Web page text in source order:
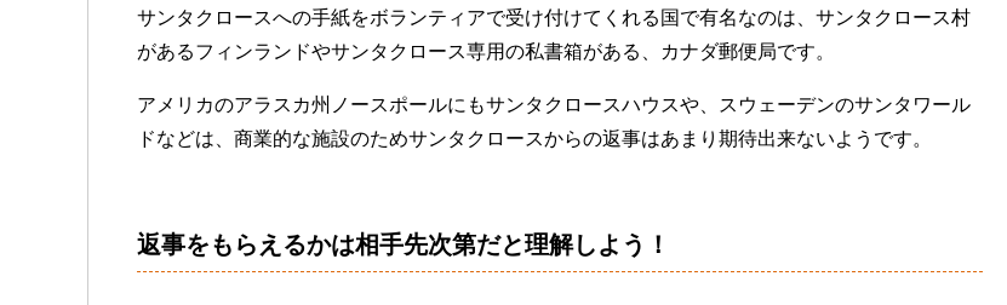
サンタクロースへの手紙をボランティアで受け付けてくれる国で有名なのは、サンタクロース村
があるフィンランドやサンタクロース専用の私書箱がある、カナダ郵便局です。
アメリカのアラスカ州ノースポールにもサンタクロースハウスや、スウェーデンのサンタワール
ドなどは、商業的な施設のためサンタクロースからの返事はあまり期待出来ないようです。
返事をもらえるかは相手先次第だと理解しよう！